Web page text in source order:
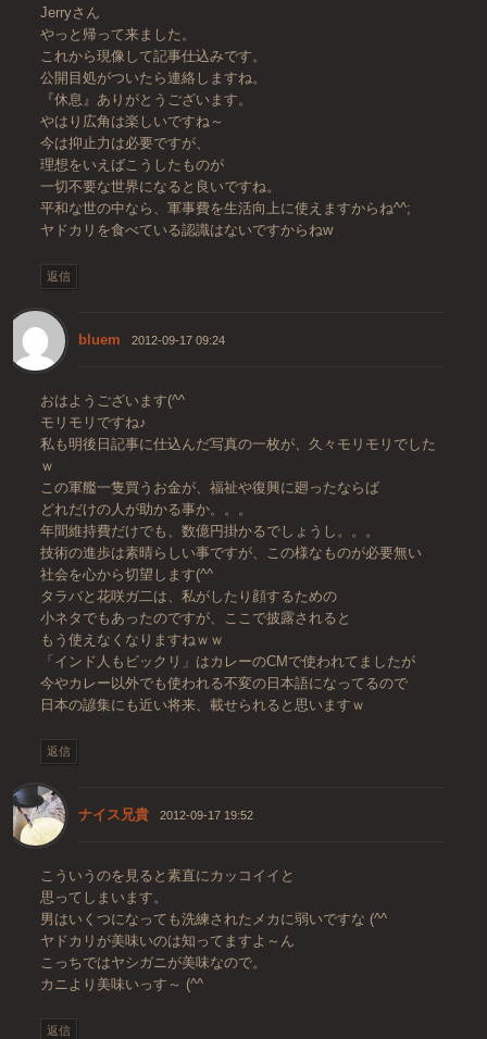
Jerryさん
やっと帰って来ました。
これから現像して記事仕込みです。
公開目処がついたら連絡しますね。
『休息』ありがとうございます。
やはり広角は楽しいですね～
今は抑止力は必要ですが、
理想をいえばこうしたものが
一切不要な世界になると良いですね。
平和な世の中なら、軍事費を生活向上に使えますからね^^;
ヤドカリを食べている認識はないですからねw
返信
bluem 2012-09-17 09:24
おはようございます(^^
モリモリですね♪
私も明後日記事に仕込んだ写真の一枚が、久々モリモリでした
ｗ
この軍艦一隻買うお金が、福祉や復興に廻ったならば
どれだけの人が助かる事か。。。
年間維持費だけでも、数億円掛かるでしょうし。。。
技術の進歩は素晴らしい事ですが、この様なものが必要無い
社会を心から切望します(^^
タラバと花咲ガ二は、私がしたり顔するための
小ネタでもあったのですが、ここで披露されると
もう使えなくなりますねｗｗ
「インド人もビックリ」はカレーのCMで使われてましたが
今やカレー以外でも使われる不変の日本語になってるので
日本の諺集にも近い将来、載せられると思いますｗ
返信
ナイス兄貴 2012-09-17 19:52
こういうのを見ると素直にカッコイイと
思ってしまいます。
男はいくつになっても洗練されたメカに弱いですな (^^
ヤドカリが美味いのは知ってますよ～ん
こっちではヤシガニが美味なので。
カニより美味いっす～ (^^
返信